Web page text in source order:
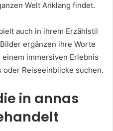
Welt Anklang findet.
auch in ihrem Erzählstil
ergänzen ihre Worte
immersiven Erlebnis
Reiseeinblicke suchen.
in annas